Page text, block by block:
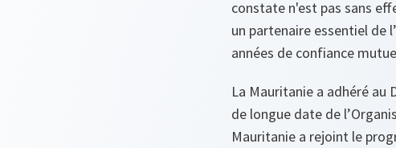
constate n'est pas sans
un partenaire essentiel de
années de confiance
La Mauritanie a adhéré au
de longue date de
Mauritanie a rejoint le